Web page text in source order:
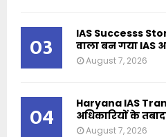
03
IAS Successs
वाला बन गया IAS
August 7, 2026
04
Haryana IAS
अधिकारियों के
August 7, 2026